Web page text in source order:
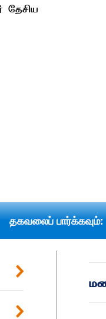
தகவலைப் பார்க்கவும்: